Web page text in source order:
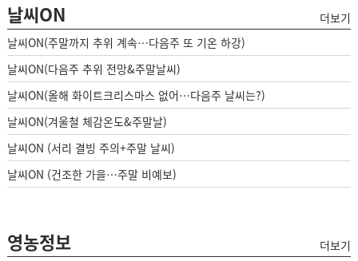
날씨ON
더보기
날씨ON(주말까지 추위 계속…다음주 또 기온 하강)
날씨ON(다음주 추위 전망&주말날씨)
날씨ON(올해 화이트크리스마스 없어…다음주 날씨는?)
날씨ON(겨울철 체감온도&주말날)
날씨ON (서리 결빙 주의+주말 날씨)
날씨ON (건조한 가을…주말 비예보)
영농정보
더보기